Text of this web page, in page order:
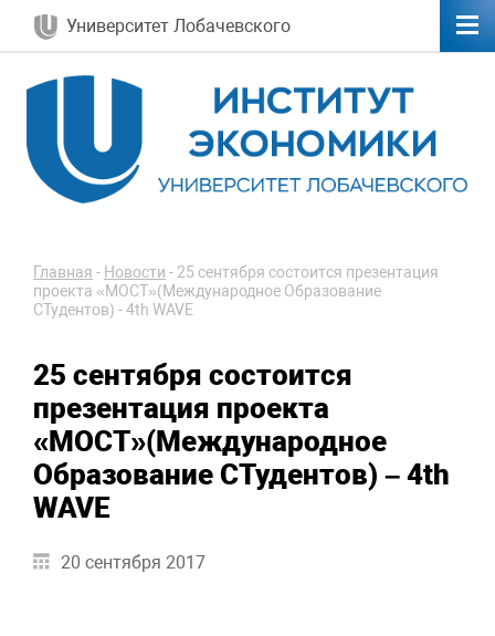
Университет Лобачевского
Главная - Новости - 25 сентября состоится презентация
проекта «МОСТ»(Международное Образование
СТудентов) - 4th WAVE
25 сентября состоится
презентация проекта
«МОСТ»(Международное
Образование СТудентов) – 4th
WAVE
20 сентября 2017